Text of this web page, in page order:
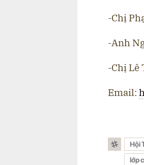
-Chị
-Anh
-Chị Lê
Email:
Hội
lớp